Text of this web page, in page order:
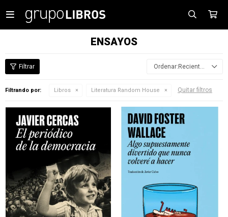

ENSAYOS
Recientes
Filtrando por: Libros Literatura Random House Quitar filtros